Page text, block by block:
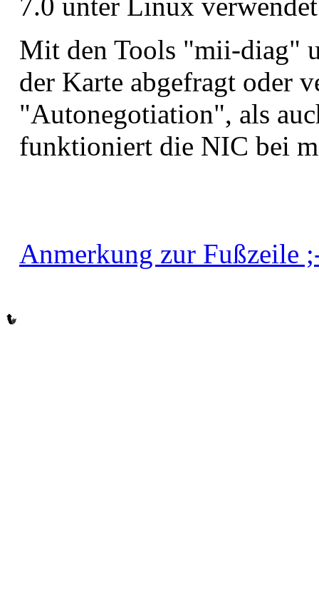
Mit den Tools "mii-diag"
der Karte abgefragt oder
"Autonegotiation", als
funktioniert die NIC bei
Anmerkung zur Fußzeile